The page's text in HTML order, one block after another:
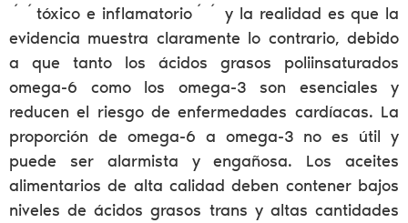
´´tóxico e inflamatorio´´ y la realidad es que la
evidencia muestra claramente lo contrario, debido
a que tanto los ácidos grasos poliinsaturados
omega-6 como los omega-3 son esenciales y
reducen el riesgo de enfermedades cardíacas. La
proporción de omega-6 a omega-3 no es útil y
puede ser alarmista y engañosa. Los aceites
alimentarios de alta calidad deben contener bajos
niveles de ácidos grasos trans y altas cantidades